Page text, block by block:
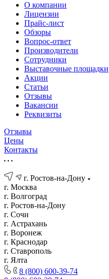
О компании
Лицензии
Прайс-лист
Обзоры
Вопрос-ответ
Производители
Сотрудники
Выставочные площадки
Акции
Статьи
Отзывы
Вакансии
Реквизиты
Отзывы
Цены
Контакты
г. Ростов-на-Дону
г. Москва
г. Волгоград
г. Ростов-на-Дону
г. Сочи
г. Астрахань
г. Воронеж
г. Краснодар
г. Ставрополь
г. Ялта
8 (800) 600-39-74